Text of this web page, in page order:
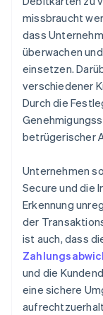
missbraucht
dass
überwachen
einsetzen.
verschiedener
Durch die
betrügerischer
Unternehmen
Secure und die
Erkennung
der
ist auch, dass
und die
eine sichere